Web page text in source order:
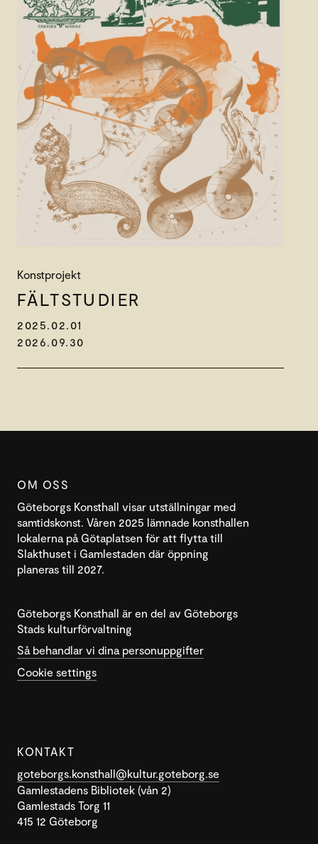
Konstprojekt
FÄLT­STUDIER
2025.02.01
2026.09.30
OM OSS
Göteborgs Konsthall visar utställningar med
samtidskonst. Våren 2025 lämnade konsthallen
lokalerna på Götaplatsen för att flytta till
Slakthuset i Gamlestaden där öppning
planeras till 2027.
Göteborgs Konsthall är en del av Göteborgs
Stads kulturförvaltning
Så behandlar vi dina personuppgifter
Cookie settings
KONTAKT
goteborgs.konsthall@kultur.goteborg.se
Gamlestadens Bibliotek (vån 2)
Gamlestads Torg 11
415 12 Göteborg